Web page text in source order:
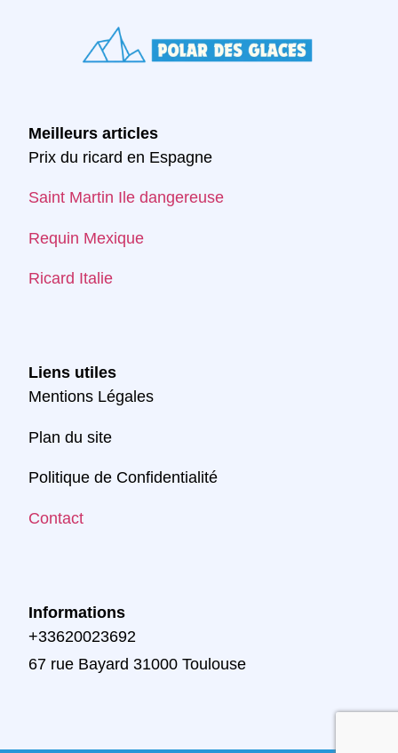
Meilleurs articles
Prix du ricard en Espagne
Saint Martin Ile dangereuse
Requin Mexique
Ricard Italie
Liens utiles
Mentions Légales
Plan du site
Politique de Confidentialité
Contact
Informations
+33620023692
67 rue Bayard 31000 Toulouse